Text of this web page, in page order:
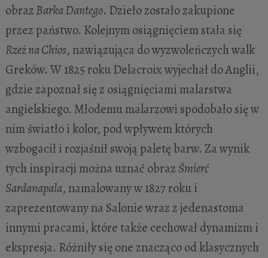
obrazBarka Dantego. Dzieło zostało zakupione
przez państwo. Kolejnym osiągnięciem stała się
Rzeź na Chios, nawiązująca do wyzwoleńczych walk
Greków. W 1825 roku Delacroix wyjechał do Anglii,
gdzie zapoznał się z osiągnięciami malarstwa
angielskiego. Młodemu malarzowi spodobało się w
nim światło i kolor, pod wpływem których
wzbogacił i rozjaśnił swoją paletę barw. Za wynik
tych inspiracji można uznać obraz Śmierć
Sardanapala, namalowany w 1827 roku i
zaprezentowany na Salonie wraz z jedenastoma
innymi pracami, które także cechował dynamizm i
ekspresja. Różniły się one znacząco od klasycznych